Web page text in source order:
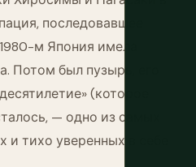
последовавшее
м Япония имела
Потом был пузырь, его
(которое
— одно из самых
тихо уверенных в себе